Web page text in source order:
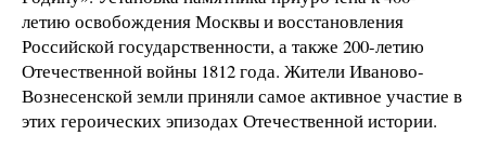
летию освобождения Москвы и восстановления
Российской государственности, а также 200-летию
Отечественной войны 1812 года. Жители Иваново-
Вознесенской земли приняли самое активное участие в
этих героических эпизодах Отечественной истории.